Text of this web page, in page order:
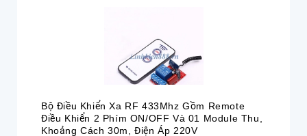
Bộ Điều Khiển Xa RF 433Mhz Gồm Remote
Điều Khiển 2 Phím ON/OFF Và 01 Module Thu,
Khoảng Cách 30m, Điện Áp 220V